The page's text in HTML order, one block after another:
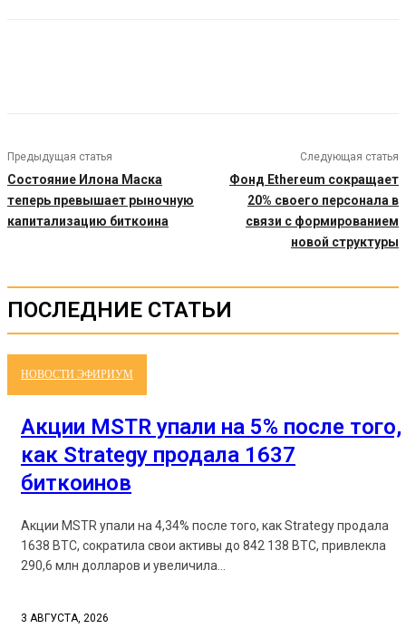
Предыдущая статья
Состояние Илона Маска
теперь превышает рыночную
капитализацию биткоина
Следующая статья
Фонд Ethereum сокращает
20% своего персонала в
связи с формированием
новой структуры
ПОСЛЕДНИЕ СТАТЬИ
НОВОСТИ ЭФИРИУМ
Акции MSTR упали на 5% после того,
как Strategy продала 1637
биткоинов
Акции MSTR упали на 4,34% после того, как Strategy продала
1638 BTC, сократила свои активы до 842 138 BTC, привлекла
290,6 млн долларов и увеличила...
3 АВГУСТА, 2026